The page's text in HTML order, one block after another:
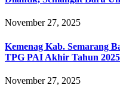
November 27, 2025
Kemenag Kab. Semarang
TPG PAI Akhir Tahun
November 27, 2025